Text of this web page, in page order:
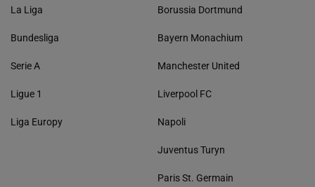
La Liga
Bundesliga
Serie A
Ligue 1
Liga Europy
Borussia Dortmund
Bayern Monachium
Manchester United
Liverpool FC
Napoli
Juventus Turyn
Paris St. Germain